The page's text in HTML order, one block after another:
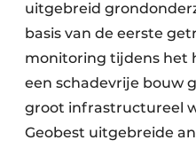
uitgebreid
basis van de eerste
monitoring tijdens het
een schadevrije bouw
groot infrastructureel
Geobest uitgebreide